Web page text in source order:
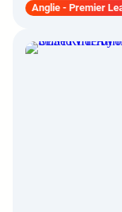
Anglie - Premier